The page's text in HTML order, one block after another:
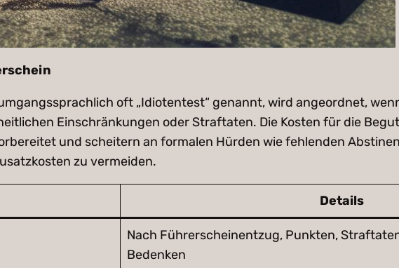
oft „Idiotentest“ genannt, wird angeordnet,
Einschränkungen oder Straftaten. Die Kosten für die
und scheitern an formalen Hürden wie fehlenden
zu vermeiden.
Details
Nach Führerscheinentzug, Punkten,
Bedenken